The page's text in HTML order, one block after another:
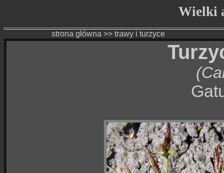
Wielki
strona główna >> trawy i turzyce